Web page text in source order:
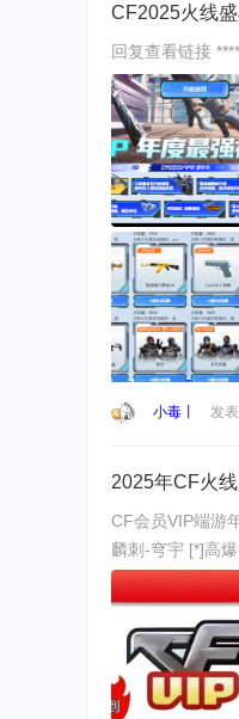
CF2025火线
回复查看链接
小毒丨 发
2025年CF火
CF会员VIP端游年费VIP 6.66一年
麟刺-穹宇 [*]高